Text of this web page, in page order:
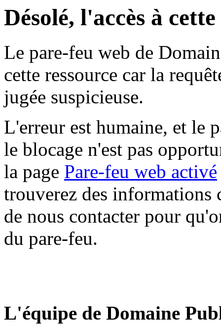
Désolé, l'accès à
Le pare-feu web de
cette ressource car la
jugée suspicieuse.
L'erreur est humaine, et le
le blocage n'est pas
la page Pare-feu web activé
trouverez des informations
de nous contacter pour
du pare-feu.
L'équipe de Domaine